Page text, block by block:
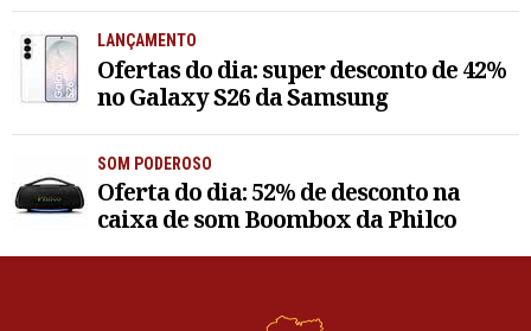
LANÇAMENTO
Ofertas do dia: super desconto de 42%
no Galaxy S26 da Samsung
SOM PODEROSO
Oferta do dia: 52% de desconto na
caixa de som Boombox da Philco